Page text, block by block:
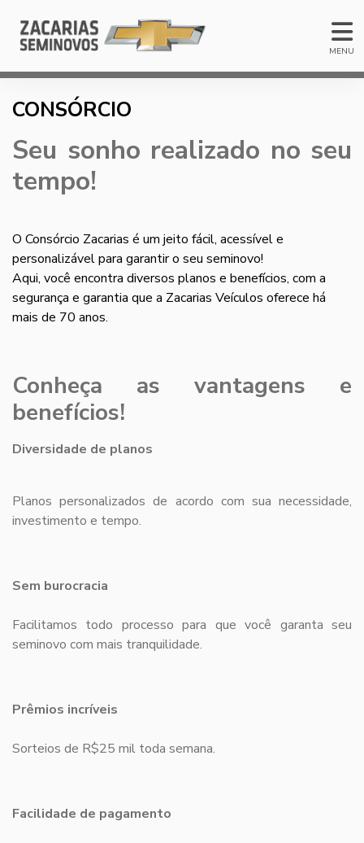
MENU
CONSÓRCIO
Seu sonho realizado no seu
tempo!
O Consórcio Zacarias é um jeito fácil, acessível e
personalizável para garantir o seu seminovo!
Aqui, você encontra diversos planos e benefícios, com a
segurança e garantia que a Zacarias Veículos oferece há
mais de 70 anos.
Conheça as vantagens e
benefícios!
Diversidade de planos
Planos personalizados de acordo com sua necessidade,
investimento e tempo.
Sem burocracia
Facilitamos todo processo para que você garanta seu
seminovo com mais tranquilidade.
Prêmios incríveis
Sorteios de R$25 mil toda semana.
Facilidade de pagamento